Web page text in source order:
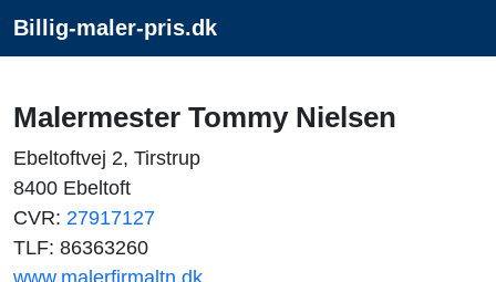
Billig-maler-pris.dk
Malermester Tommy Nielsen
Ebeltoftvej 2, Tirstrup
8400 Ebeltoft
CVR: 27917127
TLF: 86363260
www.malerfirmaltn.dk